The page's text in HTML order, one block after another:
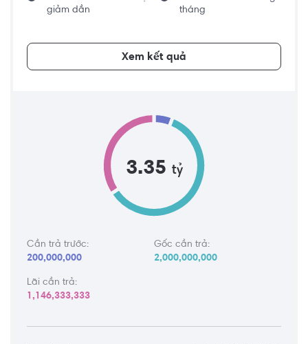
giảm dần
tháng
Xem kết quả
3.35 tỷ
Cần trả trước:
200,000,000
Gốc cần trả:
2,000,000,000
Lãi cần trả:
1,146,333,333